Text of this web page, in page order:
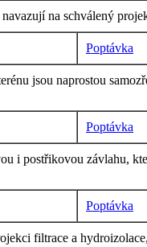
na schválený
Poptávka
jsou naprostou
Poptávka
i postřikovou závlahu,
Poptávka
filtrace a